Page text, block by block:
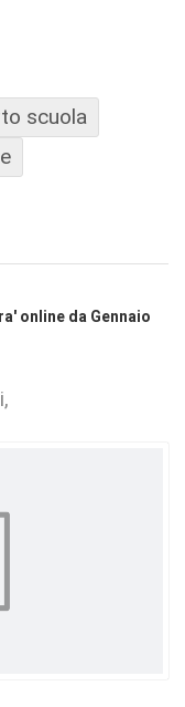
scuola
online da Gennaio